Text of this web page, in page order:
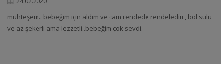
muhteşem.. bebeğim için aldım ve cam rendede rendeledim, bol sulu
ve az şekerli ama lezzetli..bebeğim çok sevdi.